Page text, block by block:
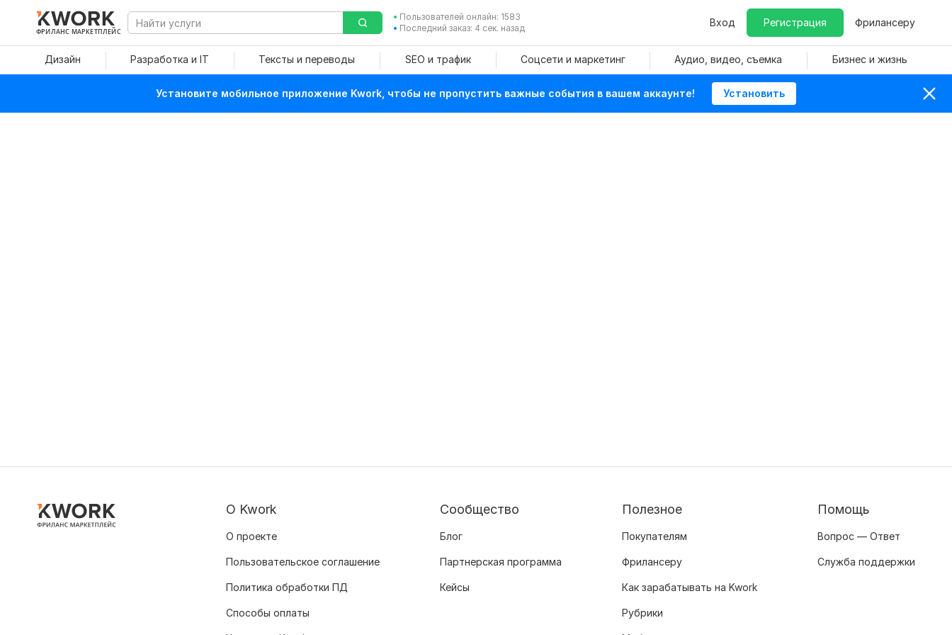
ФРИЛАНС МАРКЕТПЛЕЙС
Пользователей онлайн: 1583
Последний заказ: 4 сек. назад
Вход Регистрация Фрилансеру
Дизайн Разработка и IT Тексты и переводы SEO и трафик Соцсети и маркетинг Аудио, видео, съемка Бизнес и жизнь
Установите мобильное приложение Kwork, чтобы не пропустить важные события в вашем аккаунте! Установить
О Kwork
О проекте
Пользовательское соглашение
Политика обработки ПД
Способы оплаты
Сообщество
Блог
Партнерская программа
Кейсы
Полезное
Покупателям
Фрилансеру
Как зарабатывать на Kwork
Рубрики
Помощь
Вопрос — Ответ
Служба поддержки